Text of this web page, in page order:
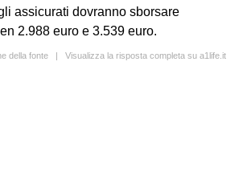
assicurati dovranno sborsare
2.988 euro e 3.539 euro.
della fonte | Visualizza la risposta completa su a1life.it